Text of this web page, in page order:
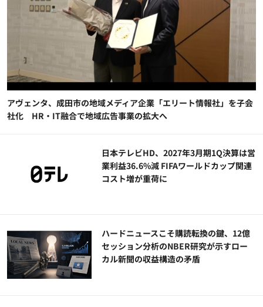
アヴェンタ、成田市の地域メディア企業「エリート情報社」を子会
社化 HR・IT融合で地域広告事業の拡大へ
日本テレビHD、2027年3月期1Q決算は営
業利益36.6%減 FIFAワールドカップ関連
コスト増が重荷に
ハードニュースこそ購読転換の鍵、12億
セッション分析のNBER研究が示すロー
カル新聞の収益構造の矛盾